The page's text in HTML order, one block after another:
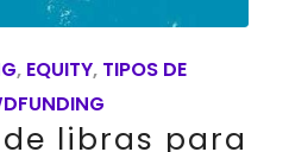
, EQUITY, TIPOS DE
libras para